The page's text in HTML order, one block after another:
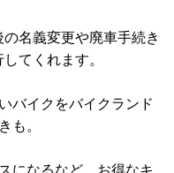
名義変更や廃車手続き
てくれます。
バイクをバイクランド
も。
になるなど、お得なキ